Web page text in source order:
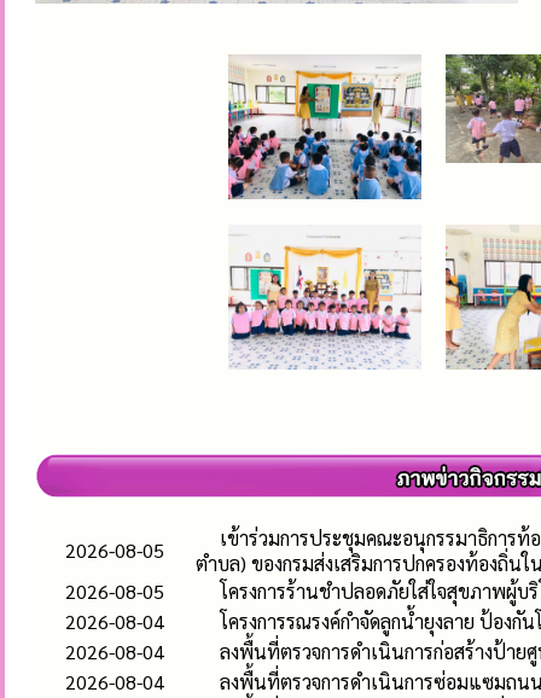
2026-08-05
เข้าร่วมการประชุมคณะอนุกรรมาธิการ
ตำบล) ของกรมส่งเสริมการปกครองท้องถิ่นใ
2026-08-05
โครงการร้านชำปลอดภัยใส่ใจสุขภาพผู้บ
2026-08-04
โครงการรณรงค์กำจัดลูกน้ำยุงลาย ป้อง
2026-08-04
ลงพื้นที่ตรวจการดำเนินการก่อสร้างป้า
2026-08-04
ลงพื้นที่ตรวจการดำเนินการซ่อมแซมถน